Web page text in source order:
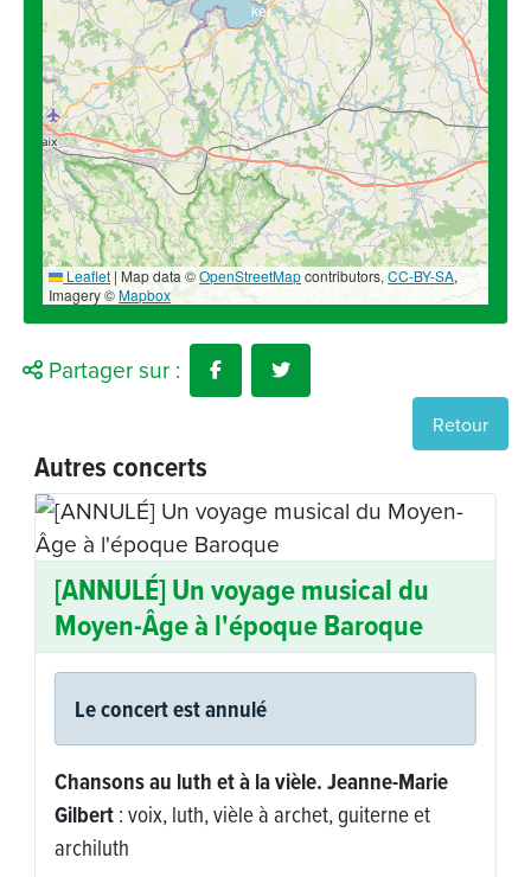
Leaflet | Map data ©OpenStreetMapcontributors,CC-BY-SA,
Imagery ©Mapbox
Partager sur :
Retour
Autres concerts
du
Marie
et
Duo Jaffré / Lucas
Musique traditionnelle Bretonne
Élodie Jaffré/ chanteuse,Awena Lucas
harpiste
chants de Basse Bretagne avec un duo
complice. Primées pour leur art, elles